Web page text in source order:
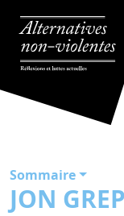
Sommaire
JON